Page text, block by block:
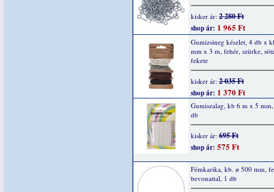
kisker ár: 2 280 Ft
shop ár: 1 965 Ft
Gumizsineg készlet, 4 db x
mm x 3 m, fehér, szürke,
fekete
kisker ár: 2 035 Ft
shop ár: 1 370 Ft
Gumiszalag, kb 6 m x 5
db
kisker ár: 695 Ft
shop ár: 575 Ft
Fémkarika, kb. ø 500 mm,
bevonattal, 1 db